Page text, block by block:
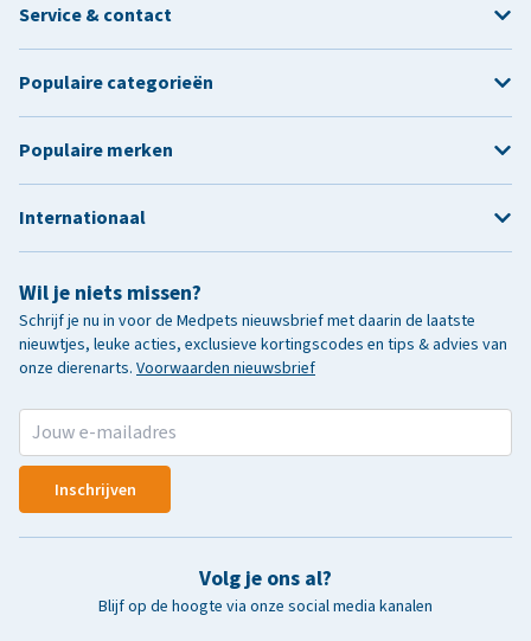
Wil je niets missen?
Schrijf je nu in voor de Medpets nieuwsbrief met daarin de laatste
nieuwtjes, leuke acties, exclusieve kortingscodes en tips & advies van
onze dierenarts. Voorwaarden nieuwsbrief
Inschrijven
Volg je ons al?
Blijf op de hoogte via onze social media kanalen
Service & contact
Populaire categorieën
Populaire merken
Internationaal